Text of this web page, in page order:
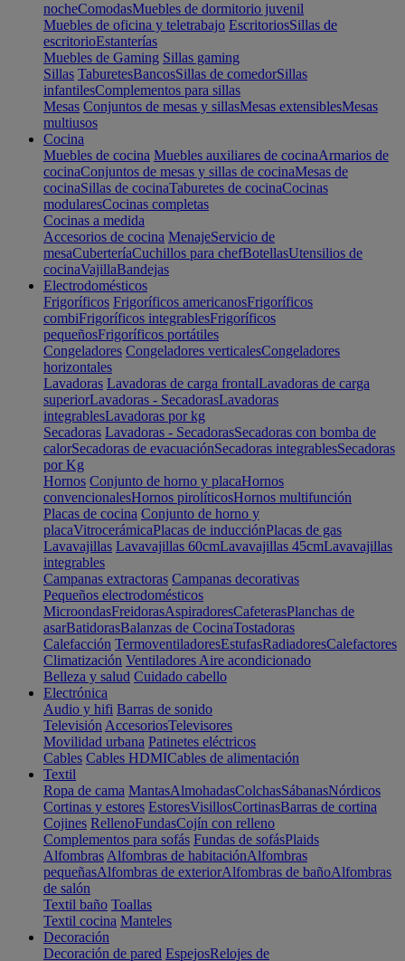
nocheComodasMuebles de dormitorio juvenil
Muebles de oficina y teletrabajo EscritoriosSillas de
escritorioEstanterías
Muebles de Gaming Sillas gaming
Sillas TaburetesBancosSillas de comedorSillas
infantilesComplementos para sillas
Mesas Conjuntos de mesas y sillasMesas extensiblesMesas
multiusos
Cocina
Muebles de cocina Muebles auxiliares de cocinaArmarios de
cocinaConjuntos de mesas y sillas de cocinaMesas de
cocinaSillas de cocinaTaburetes de cocinaCocinas
modularesCocinas completas
Cocinas a medida
Accesorios de cocina MenajeServicio de
mesaCuberteríaCuchillos para chefBotellasUtensilios de
cocinaVajillaBandejas
Electrodomésticos
Frigoríficos Frigoríficos americanosFrigoríficos
combiFrigoríficos integrablesFrigoríficos
pequeñosFrigoríficos portátiles
Congeladores Congeladores verticalesCongeladores
horizontales
Lavadoras Lavadoras de carga frontalLavadoras de carga
superiorLavadoras - SecadorasLavadoras
integrablesLavadoras por kg
Secadoras Lavadoras - SecadorasSecadoras con bomba de
calorSecadoras de evacuaciónSecadoras integrablesSecadoras
por Kg
Hornos Conjunto de horno y placaHornos
convencionalesHornos pirolíticosHornos multifunción
Placas de cocina Conjunto de horno y
placaVitrocerámicaPlacas de inducciónPlacas de gas
Lavavajillas Lavavajillas 60cmLavavajillas 45cmLavavajillas
integrables
Campanas extractoras Campanas decorativas
Pequeños electrodomésticos
MicroondasFreidorasAspiradoresCafeterasPlanchas de
asarBatidorasBalanzas de CocinaTostadoras
Calefacción TermoventiladoresEstufasRadiadoresCalefactores
Climatización Ventiladores Aire acondicionado
Belleza y salud Cuidado cabello
Electrónica
Audio y hifi Barras de sonido
Televisión AccesoriosTelevisores
Movilidad urbana Patinetes eléctricos
Cables Cables HDMICables de alimentación
Textil
Ropa de cama MantasAlmohadasColchasSábanasNórdicos
Cortinas y estores EstoresVisillosCortinasBarras de cortina
Cojines RellenoFundasCojín con relleno
Complementos para sofás Fundas de sofásPlaids
Alfombras Alfombras de habitaciónAlfombras
pequeñasAlfombras de exteriorAlfombras de bañoAlfombras
de salón
Textil baño Toallas
Textil cocina Manteles
Decoración
Decoración de pared EspejosRelojes de